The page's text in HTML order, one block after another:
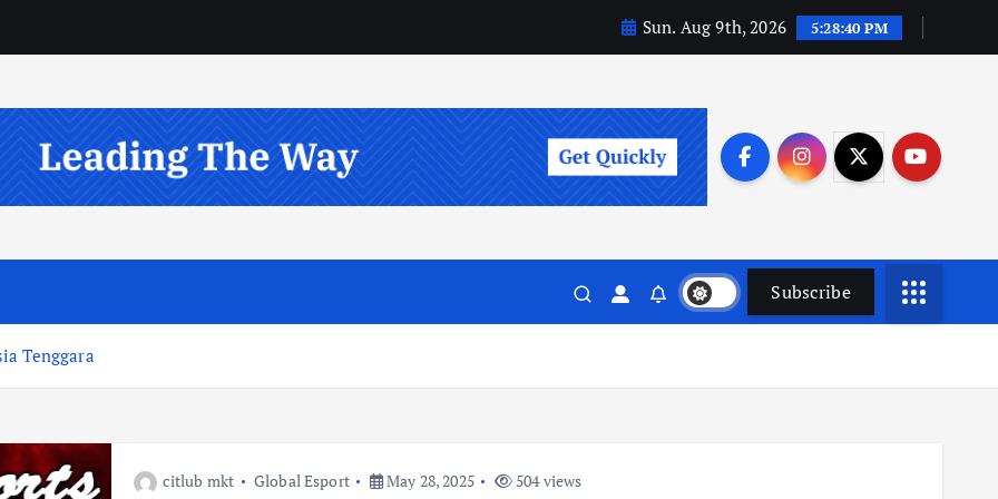
Sun. Aug 9th, 2026 5:28:40 PM
Subscribe
Tenggara
citlub mkt Global Esport May 28, 2025 504 views